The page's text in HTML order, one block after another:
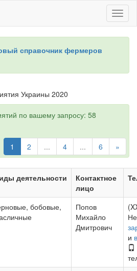
справочник фермеров
Украины 2020
по вашему запросу: 58
1 2 ... 4 ... 6 »
деятельности
Контактное
лицо
бобовые,
Попов
Михайло
Дмитрович
и